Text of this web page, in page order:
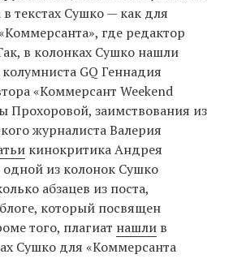
в текстах Сушко — как для
где редактор
в колонках Сушко нашли
колумниста GQ Геннадия
«Коммерсант Weekend
Прохоровой, заимствования из
журналиста Валерия
кинокритика Андрея
из колонок Сушко
абзацев из поста,
который посвящен
того, плагиат нашли в
Сушко для «Коммерсанта